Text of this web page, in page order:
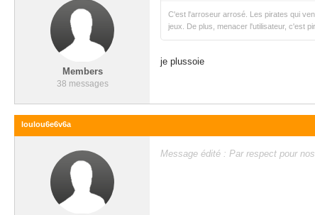
Members
38 messages
C'est l'arroseur arrosé. Les pirates qui
jeux. De plus, menacer l'utilisateur, c'est
je plussoie
loulou6e6v6a
Message édité : Par respect pour